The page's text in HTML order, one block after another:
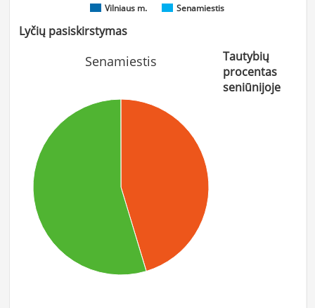
Vilniaus m. Senamiestis
Lyčių pasiskirstymas
Senamiestis
Tautybių
procentas
seniūnijoje